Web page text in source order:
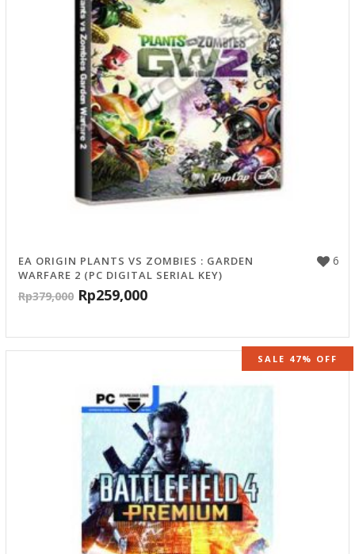
6
EA ORIGIN PLANTS VS ZOMBIES : GARDEN
WARFARE 2 (PC DIGITAL SERIAL KEY)
Rp379,000 Rp259,000
SALE 47% OFF